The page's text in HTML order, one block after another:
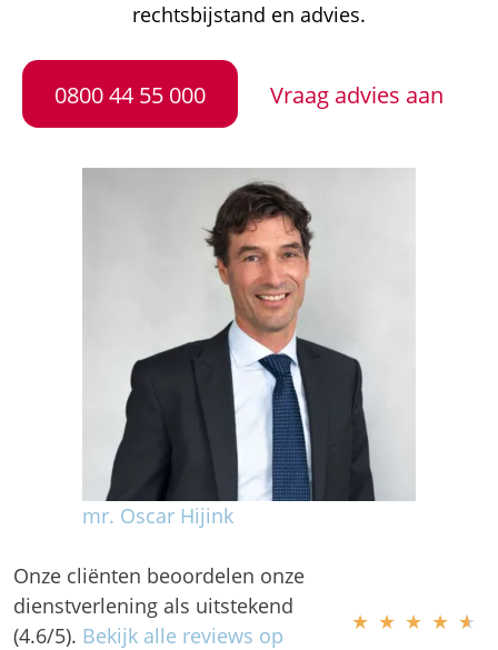
rechtsbijstand en advies.
0800 44 55 000 Vraag advies aan
mr. Oscar Hijink
Onze cliënten beoordelen onze
dienstverlening als uitstekend
(4.6/5). Bekijk alle reviews op
★ ★ ★ ★ ★